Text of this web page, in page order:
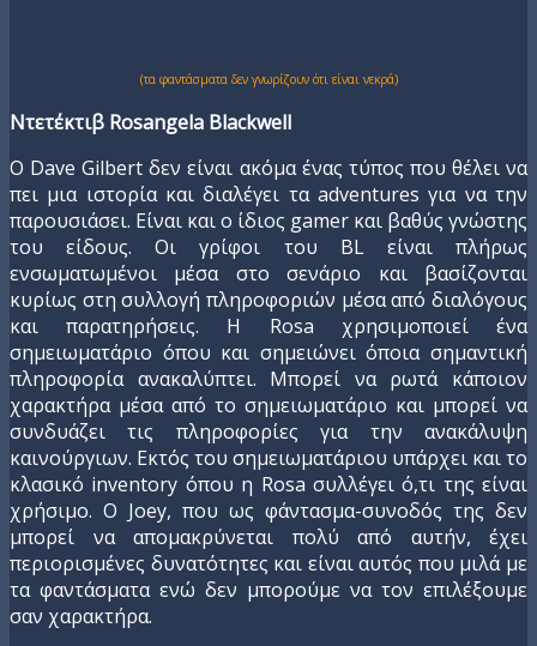
(τα φαντάσματα δεν γνωρίζουν ότι είναι νεκρά)
Ντετέκτιβ Rosangela Blackwell
Ο Dave Gilbert δεν είναι ακόμα ένας τύπος που θέλει να
πει μια ιστορία και διαλέγει τα adventures για να την
παρουσιάσει. Είναι και ο ίδιος gamer και βαθύς γνώστης
του είδους. Οι γρίφοι του BL είναι πλήρως
ενσωματωμένοι μέσα στο σενάριο και βασίζονται
κυρίως στη συλλογή πληροφοριών μέσα από διαλόγους
και παρατηρήσεις. Η Rosa χρησιμοποιεί ένα
σημειωματάριο όπου και σημειώνει όποια σημαντική
πληροφορία ανακαλύπτει. Μπορεί να ρωτά κάποιον
χαρακτήρα μέσα από το σημειωματάριο και μπορεί να
συνδυάζει τις πληροφορίες για την ανακάλυψη
καινούργιων. Εκτός του σημειωματάριου υπάρχει και το
κλασικό inventory όπου η Rosa συλλέγει ό,τι της είναι
χρήσιμο. Ο Joey, που ως φάντασμα-συνοδός της δεν
μπορεί να απομακρύνεται πολύ από αυτήν, έχει
περιορισμένες δυνατότητες και είναι αυτός που μιλά με
τα φαντάσματα ενώ δεν μπορούμε να τον επιλέξουμε
σαν χαρακτήρα.